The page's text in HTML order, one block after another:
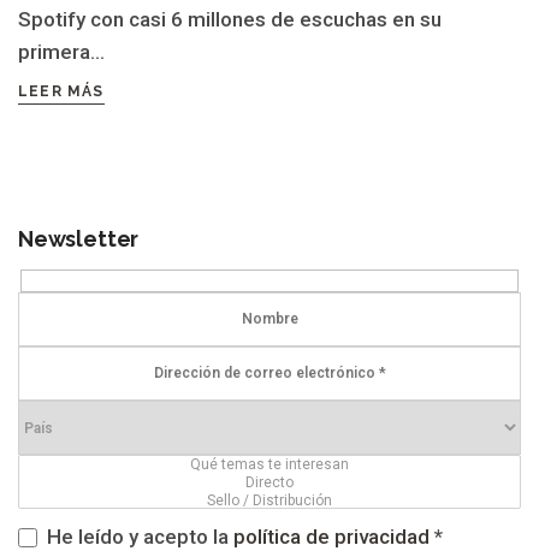
Spotify con casi 6 millones de escuchas en su
primera...
LEER MÁS
Newsletter
He leído y acepto la política de privacidad *